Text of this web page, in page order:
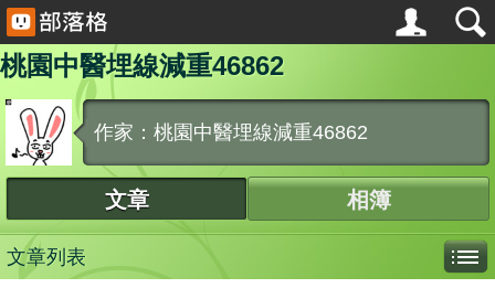
桃園中醫埋線減重46862
作家：桃園中醫埋線減重46862
文章 相簿
文章列表